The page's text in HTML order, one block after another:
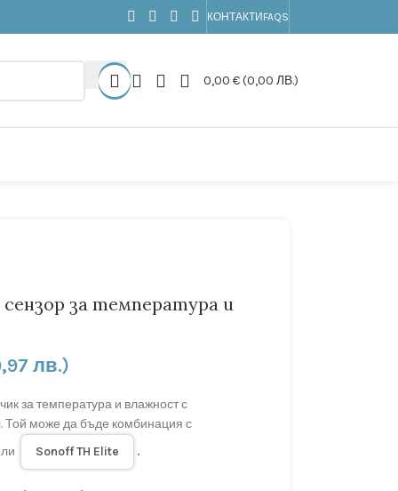
КОНТАКТИ FAQS
0,00 €(0,00 ЛВ.)
сензор за температура и
лв.)
за температура и влажност с
Той може да бъде комбинация с
Sonoff TH Elite .